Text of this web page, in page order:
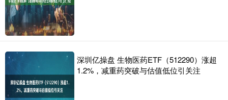
深圳亿操盘 生物医药ETF（512290）涨超
1.2%，减重药突破与估值低位引关注